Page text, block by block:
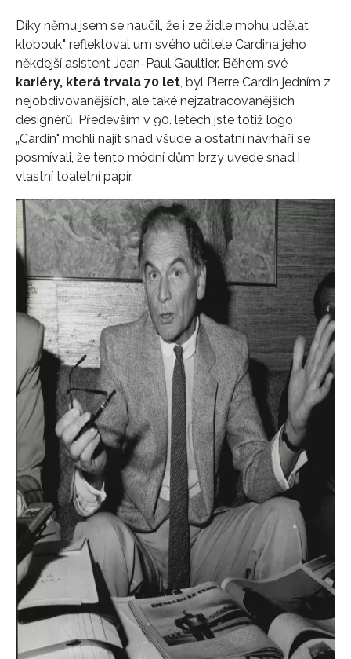
Díky němu jsem se naučil, že i ze židle mohu udělat
klobouk," reflektoval um svého učitele Cardina jeho
někdejší asistent Jean-Paul Gaultier. Během své
kariéry, která trvala 70 let , byl Pierre Cardin jedním z
nejobdivovanějších, ale také nejzatracovanějších
designérů. Především v 90. letech jste totiž logo
„Cardin" mohli najít snad všude a ostatní návrháři se
posmívali, že tento módní dům brzy uvede snad i
vlastní toaletní papír.